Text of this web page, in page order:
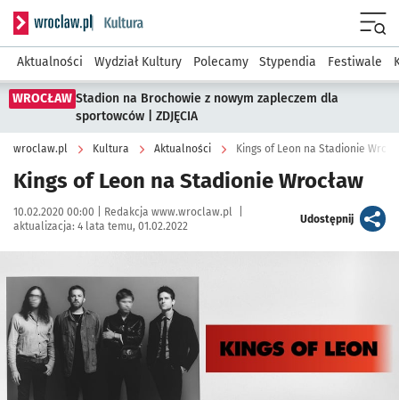
Serwis informacyjny wroclaw.pl podserwis: Kultura
Aktualności Wydział Kultury Polecamy Stypendia Festiwale
WROCŁAW Stadion na Brochowie z nowym zapleczem dla
sportowców | ZDJĘCIA
wroclaw.pl Kultura Aktualności Kings of Leon na Stadionie
Kings of Leon na Stadionie Wrocław
Data publikacji:
10.02.2020 00:00 | Autor:
Redakcja www.wroclaw.pl
aktualizacja: 4 lata temu, 01.02.2022
Udostępnijartykuł